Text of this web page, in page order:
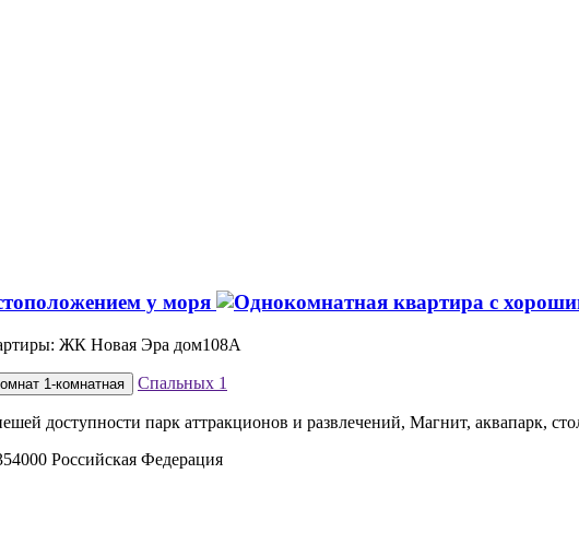
у моря
ЖК Новая Эра дом108А
1-комнатная Спальных 1
доступности парк аттракционов и развлечений, Магнит, аквапарк,
Российская Федерация